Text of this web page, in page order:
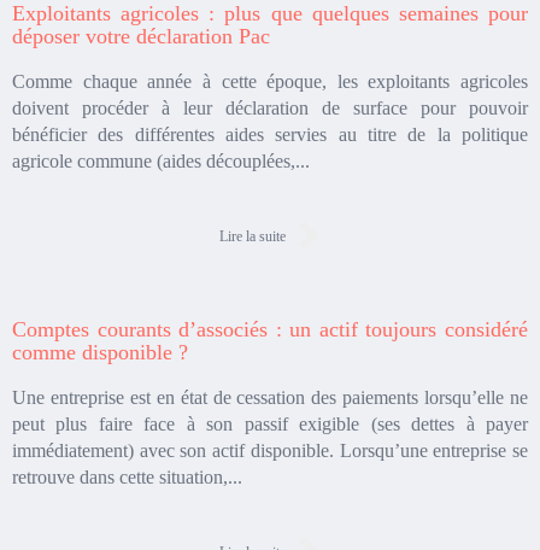
Exploitants agricoles : plus que quelques semaines pour
déposer votre déclaration Pac
Comme chaque année à cette époque, les exploitants agricoles
doivent procéder à leur déclaration de surface pour pouvoir
bénéficier des différentes aides servies au titre de la politique
agricole commune (aides découplées,...
Lire la suite
Comptes courants d’associés : un actif toujours considéré
comme disponible ?
Une entreprise est en état de cessation des paiements lorsqu’elle ne
peut plus faire face à son passif exigible (ses dettes à payer
immédiatement) avec son actif disponible. Lorsqu’une entreprise se
retrouve dans cette situation,...